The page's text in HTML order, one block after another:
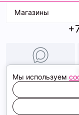
Магазины
ТК Терминал
ТРК Континент
Мы используем